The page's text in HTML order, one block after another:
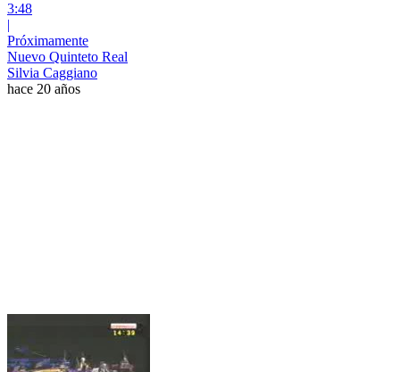
3:48
|
Próximamente
Nuevo Quinteto Real
Silvia Caggiano
hace 20 años